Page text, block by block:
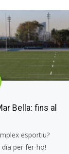
Bella: fins al
esportiu?
dia per fer-ho!